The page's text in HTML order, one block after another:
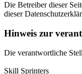
Die Betreiber dieser
dieser
Hinweis zur
Die verantwortliche
Skill Sprinters